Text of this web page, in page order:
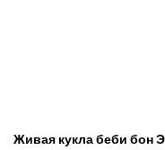
Живая кукла беби бон